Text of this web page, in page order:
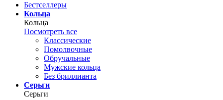
Бестселлеры
Кольца
Кольца
Посмотреть все
Классические
Помолвочные
Обручальные
Мужские кольца
Без бриллианта
Серьги
Серьги